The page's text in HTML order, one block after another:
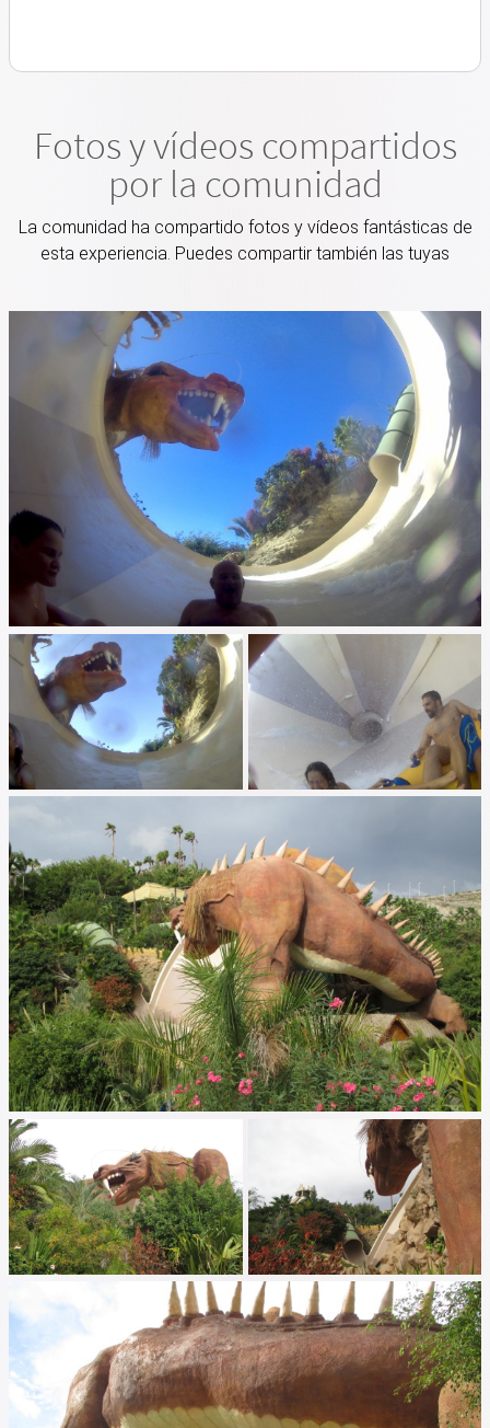
Fotos y vídeos compartidos
por la comunidad
La comunidad ha compartido fotos y vídeos fantásticas de
esta experiencia. Puedes compartir también las tuyas